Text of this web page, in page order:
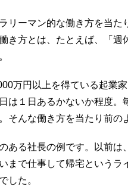
リーマン的な働き方を当た
き方とは、たとえば、「週
万円以上を得ている起業
は１日あるかないか程度
そんな働き方を当たり前の
ある社長の例です。以前
まで仕事して帰宅というラ
した。